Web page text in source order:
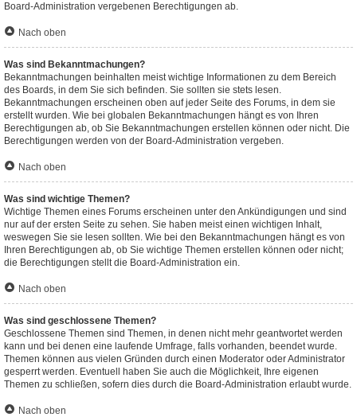
Board-Administration vergebenen Berechtigungen ab.
Nach oben
Was sind Bekanntmachungen?
Bekanntmachungen beinhalten meist wichtige Informationen zu dem Bereich
des Boards, in dem Sie sich befinden. Sie sollten sie stets lesen.
Bekanntmachungen erscheinen oben auf jeder Seite des Forums, in dem sie
erstellt wurden. Wie bei globalen Bekanntmachungen hängt es von Ihren
Berechtigungen ab, ob Sie Bekanntmachungen erstellen können oder nicht. Die
Berechtigungen werden von der Board-Administration vergeben.
Nach oben
Was sind wichtige Themen?
Wichtige Themen eines Forums erscheinen unter den Ankündigungen und sind
nur auf der ersten Seite zu sehen. Sie haben meist einen wichtigen Inhalt,
weswegen Sie sie lesen sollten. Wie bei den Bekanntmachungen hängt es von
Ihren Berechtigungen ab, ob Sie wichtige Themen erstellen können oder nicht;
die Berechtigungen stellt die Board-Administration ein.
Nach oben
Was sind geschlossene Themen?
Geschlossene Themen sind Themen, in denen nicht mehr geantwortet werden
kann und bei denen eine laufende Umfrage, falls vorhanden, beendet wurde.
Themen können aus vielen Gründen durch einen Moderator oder Administrator
gesperrt werden. Eventuell haben Sie auch die Möglichkeit, Ihre eigenen
Themen zu schließen, sofern dies durch die Board-Administration erlaubt wurde.
Nach oben